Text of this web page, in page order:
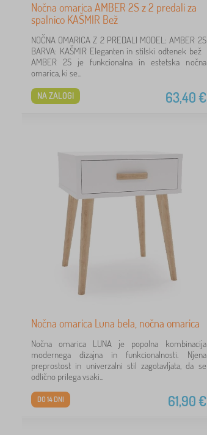
Nočna omarica AMBER 2S z 2 predali za
spalnico KAŠMIR Bež
NOČNA OMARICA Z 2 PREDALI MODEL: AMBER 2S
BARVA: KAŠMIR Eleganten in stilski odtenek bež
AMBER 2S je funkcionalna in estetska nočna
omarica, ki se...
63,40€
NA ZALOGI
Nočna omarica Luna bela, nočna omarica
Nočna omarica LUNA je popolna kombinacija
modernega dizajna in funkcionalnosti. Njena
preprostost in univerzalni stil zagotavljata, da se
odlično prilega vsaki...
61,90€
DO 14 DNI